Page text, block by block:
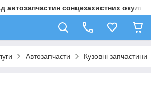
сонцезахистних
Автозапчасти Кузовні запчастини